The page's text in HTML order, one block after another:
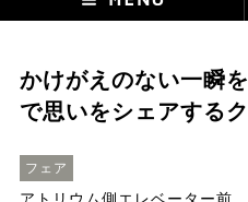
かけがえのない一瞬
で思いをシェアする
フェア